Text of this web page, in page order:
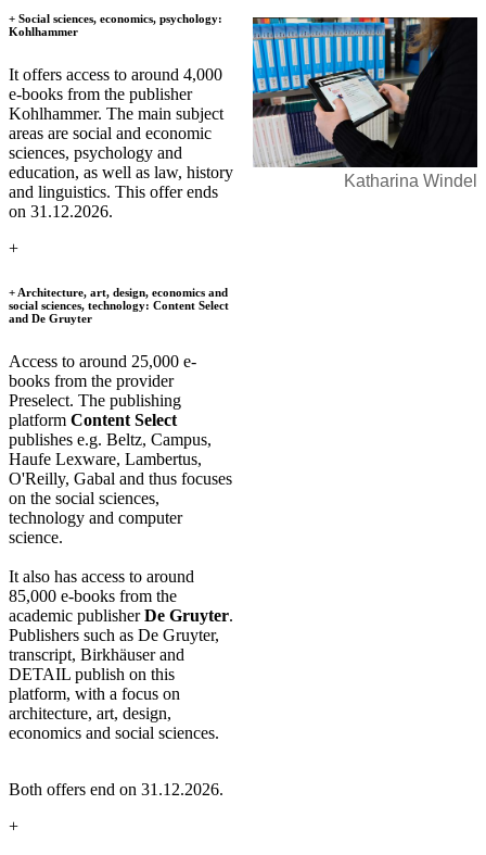
​+ Social sciences, economics, psychology:
Kohlhammer
It offers access to around 4,000
e-books from the publisher
Kohlhammer. The main subject
areas are social and economic
sciences, psychology and
education, as well as law, history
and linguistics. This offer ends
on 31.12.2026.
+​
+ Architecture, art, design, economics and
social sciences, technology: Content Select
and De Gruyter
Access to around 25,000 e-
books from the provider
Preselect. The publishing
platform Content Select
publishes e.g. Beltz, Campus,
Haufe Lexware, Lambertus,
O'Reilly, Gabal and thus focuses
on the social sciences,
technology and computer
science.
It also has access to around
85,000 e-books from the
academic publisher De Gruyter.
Publishers such as De Gruyter,
transcript, Birkhäuser and
DETAIL publish on this
platform, with a focus on
architecture, art, design,
economics and social sciences.
Both offers end on 31.12.2026.
+
Katharina Windel